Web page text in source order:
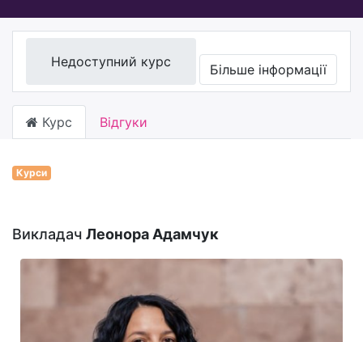
Недоступний курс Більше інформації
Курс Відгуки
Курси
Викладач Леонора Адамчук